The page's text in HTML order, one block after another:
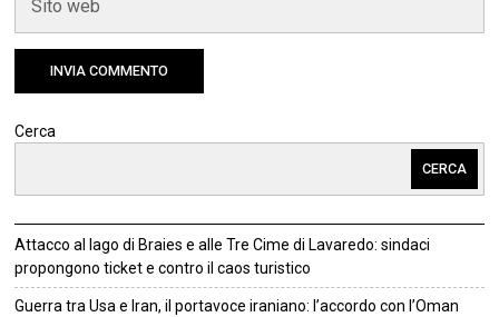
Cerca
CERCA
Attacco al lago di Braies e alle Tre Cime di Lavaredo: sindaci
propongono ticket e contro il caos turistico
Guerra tra Usa e Iran, il portavoce iraniano: l’accordo con l’Oman